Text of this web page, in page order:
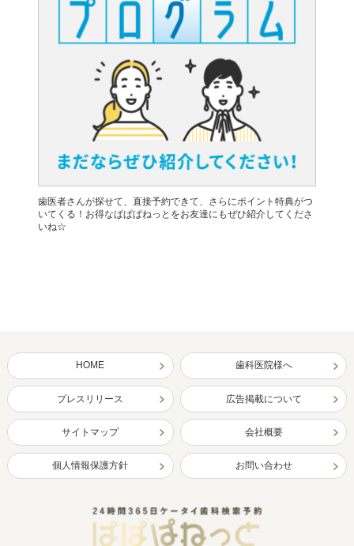
歯医者さんが探せて、直接予約できて、さらにポイント特典がつ
いてくる！お得なぱぱぱねっとをお友達にもぜひ紹介してくださ
いね☆
HOME 歯科医院様へ
プレスリリース 広告掲載について
サイトマップ 会社概要
個人情報保護方針 お問い合わせ